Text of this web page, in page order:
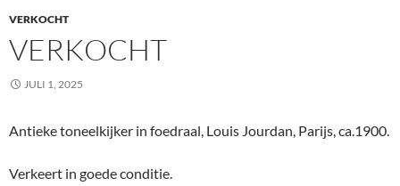
VERKOCHT
VERKOCHT
JULI 1, 2025
Antieke toneelkijker in foedraal, Louis Jourdan, Parijs, ca.1900.
Verkeert in goede conditie.